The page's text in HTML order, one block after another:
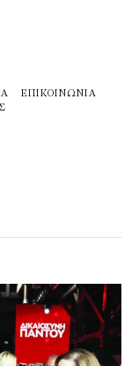
ΕΠΙΚΟΙΝΩΝΊΑ